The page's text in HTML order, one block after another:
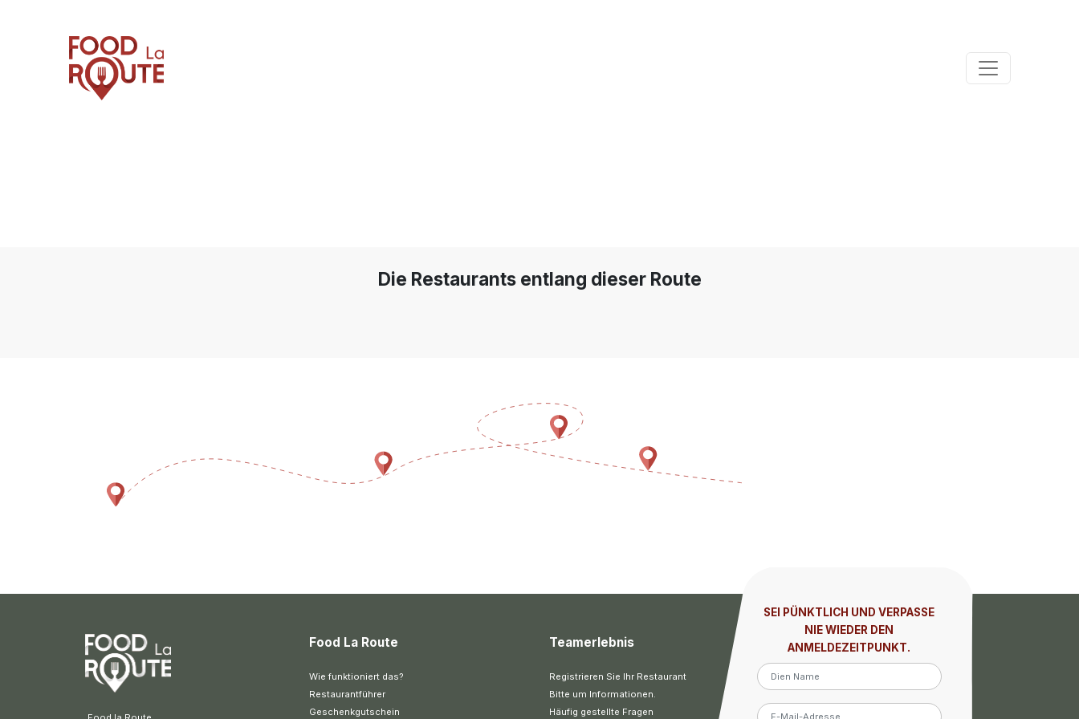
Die Restaurants entlang dieser Route
Food La Route
Wie funktioniert das?
Restaurantführer
Geschenkgutschein
Teamerlebnis
Registrieren Sie Ihr Restaurant
Bitte um Informationen.
Häufig gestellte Fragen
SEI PÜNKTLICH UND VERPASSE
NIE WIEDER DEN
ANMELDEZEITPUNKT.